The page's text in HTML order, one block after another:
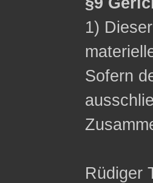
1)
Sofern
Rüdiger